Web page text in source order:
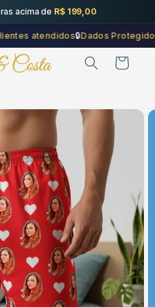
acima de R$ 199,00
atendidos🔒Dados Protegidos✅
Carrinho